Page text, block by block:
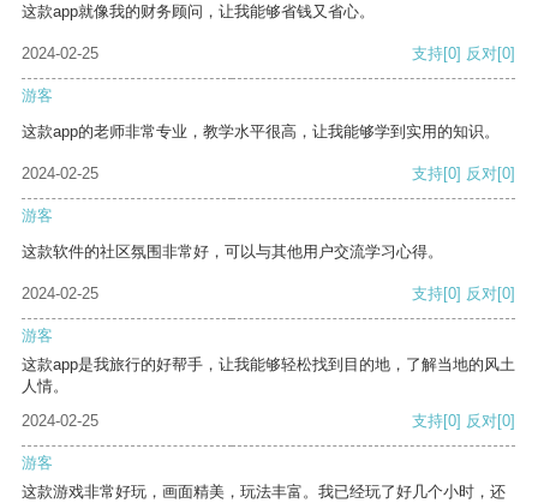
这款app就像我的财务顾问，让我能够省钱又省心。
2024-02-25 支持[0] 反对[0]
游客
这款app的老师非常专业，教学水平很高，让我能够学到实用的知识。
2024-02-25 支持[0] 反对[0]
游客
这款软件的社区氛围非常好，可以与其他用户交流学习心得。
2024-02-25 支持[0] 反对[0]
游客
这款app是我旅行的好帮手，让我能够轻松找到目的地，了解当地的风土
人情。
2024-02-25
支持[0] 反对[0]
游客
这款游戏非常好玩，画面精美，玩法丰富。我已经玩了好几个小时，还